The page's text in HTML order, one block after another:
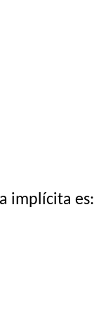
implícita es: